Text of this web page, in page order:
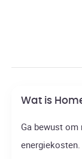
Wat is
Ga bewust om